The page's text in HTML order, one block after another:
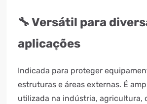
🔧 Versátil para
aplicações
Indicada para proteger
estruturas e áreas externas. É
utilizada na indústria, agricultura,